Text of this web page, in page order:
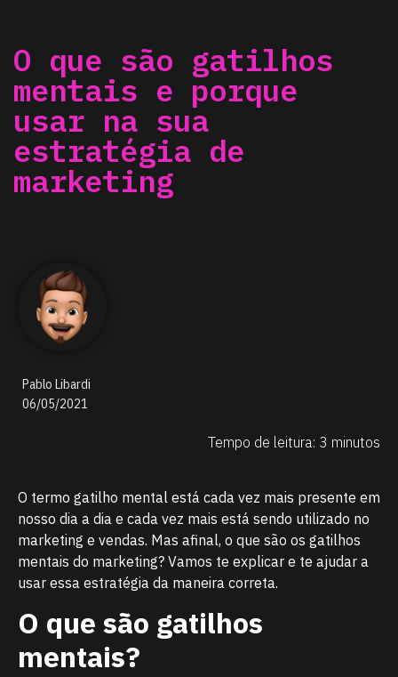
O que são gatilhos
mentais e porque
usar na sua
estratégia de
marketing
Pablo Libardi
06/05/2021
Tempo de leitura: 3 minutos
O termo gatilho mental está cada vez mais presente em
nosso dia a dia e cada vez mais está sendo utilizado no
marketing e vendas. Mas afinal, o que são os gatilhos
mentais do marketing? Vamos te explicar e te ajudar a
usar essa estratégia da maneira correta.
O que são gatilhos
mentais?